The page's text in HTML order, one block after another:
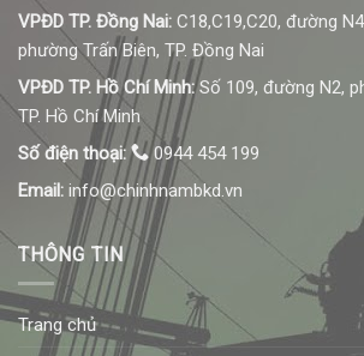
VPĐD TP. Đồng Nai: C18,C19,C20, đường
phường Trấn Biên, TP. Đồng Nai
VPĐD TP. Hồ Chí Minh:Số 109, đường N2,
TP. Hồ Chí Minh
Số điện thoại:
0944 454 199
Email: info@chinhnambkd.vn
THÔNG TIN
Trang chủ